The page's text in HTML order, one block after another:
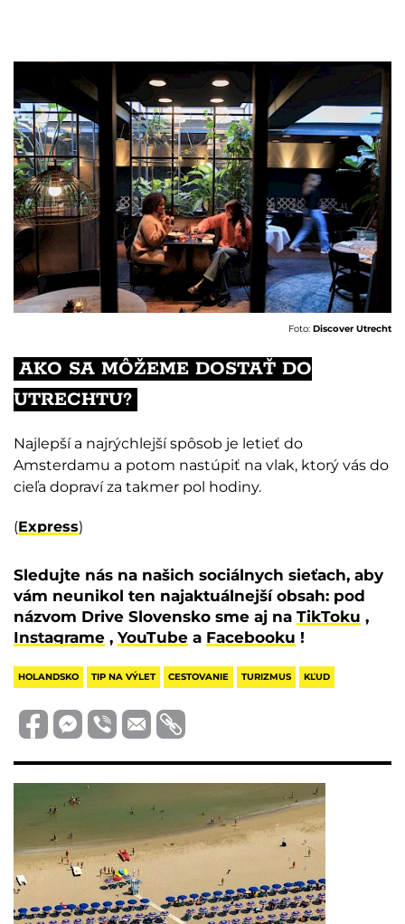
Foto: Discover Utrecht
AKO SA MÔŽEME DOSTAŤ DO
UTRECHTU?
Najlepší a najrýchlejší spôsob je letieť do
Amsterdamu a potom nastúpiť na vlak, ktorý vás do
cieľa dopraví za takmer pol hodiny.
(Express)
Sledujte nás na našich sociálnych sieťach, aby
vám neunikol ten najaktuálnejší obsah: pod
názvom Drive Slovensko sme aj na TikToku ,
Instagrame , YouTube a Facebooku !
HOLANDSKO TIP NA VÝLET CESTOVANIE TURIZMUS KĽUD